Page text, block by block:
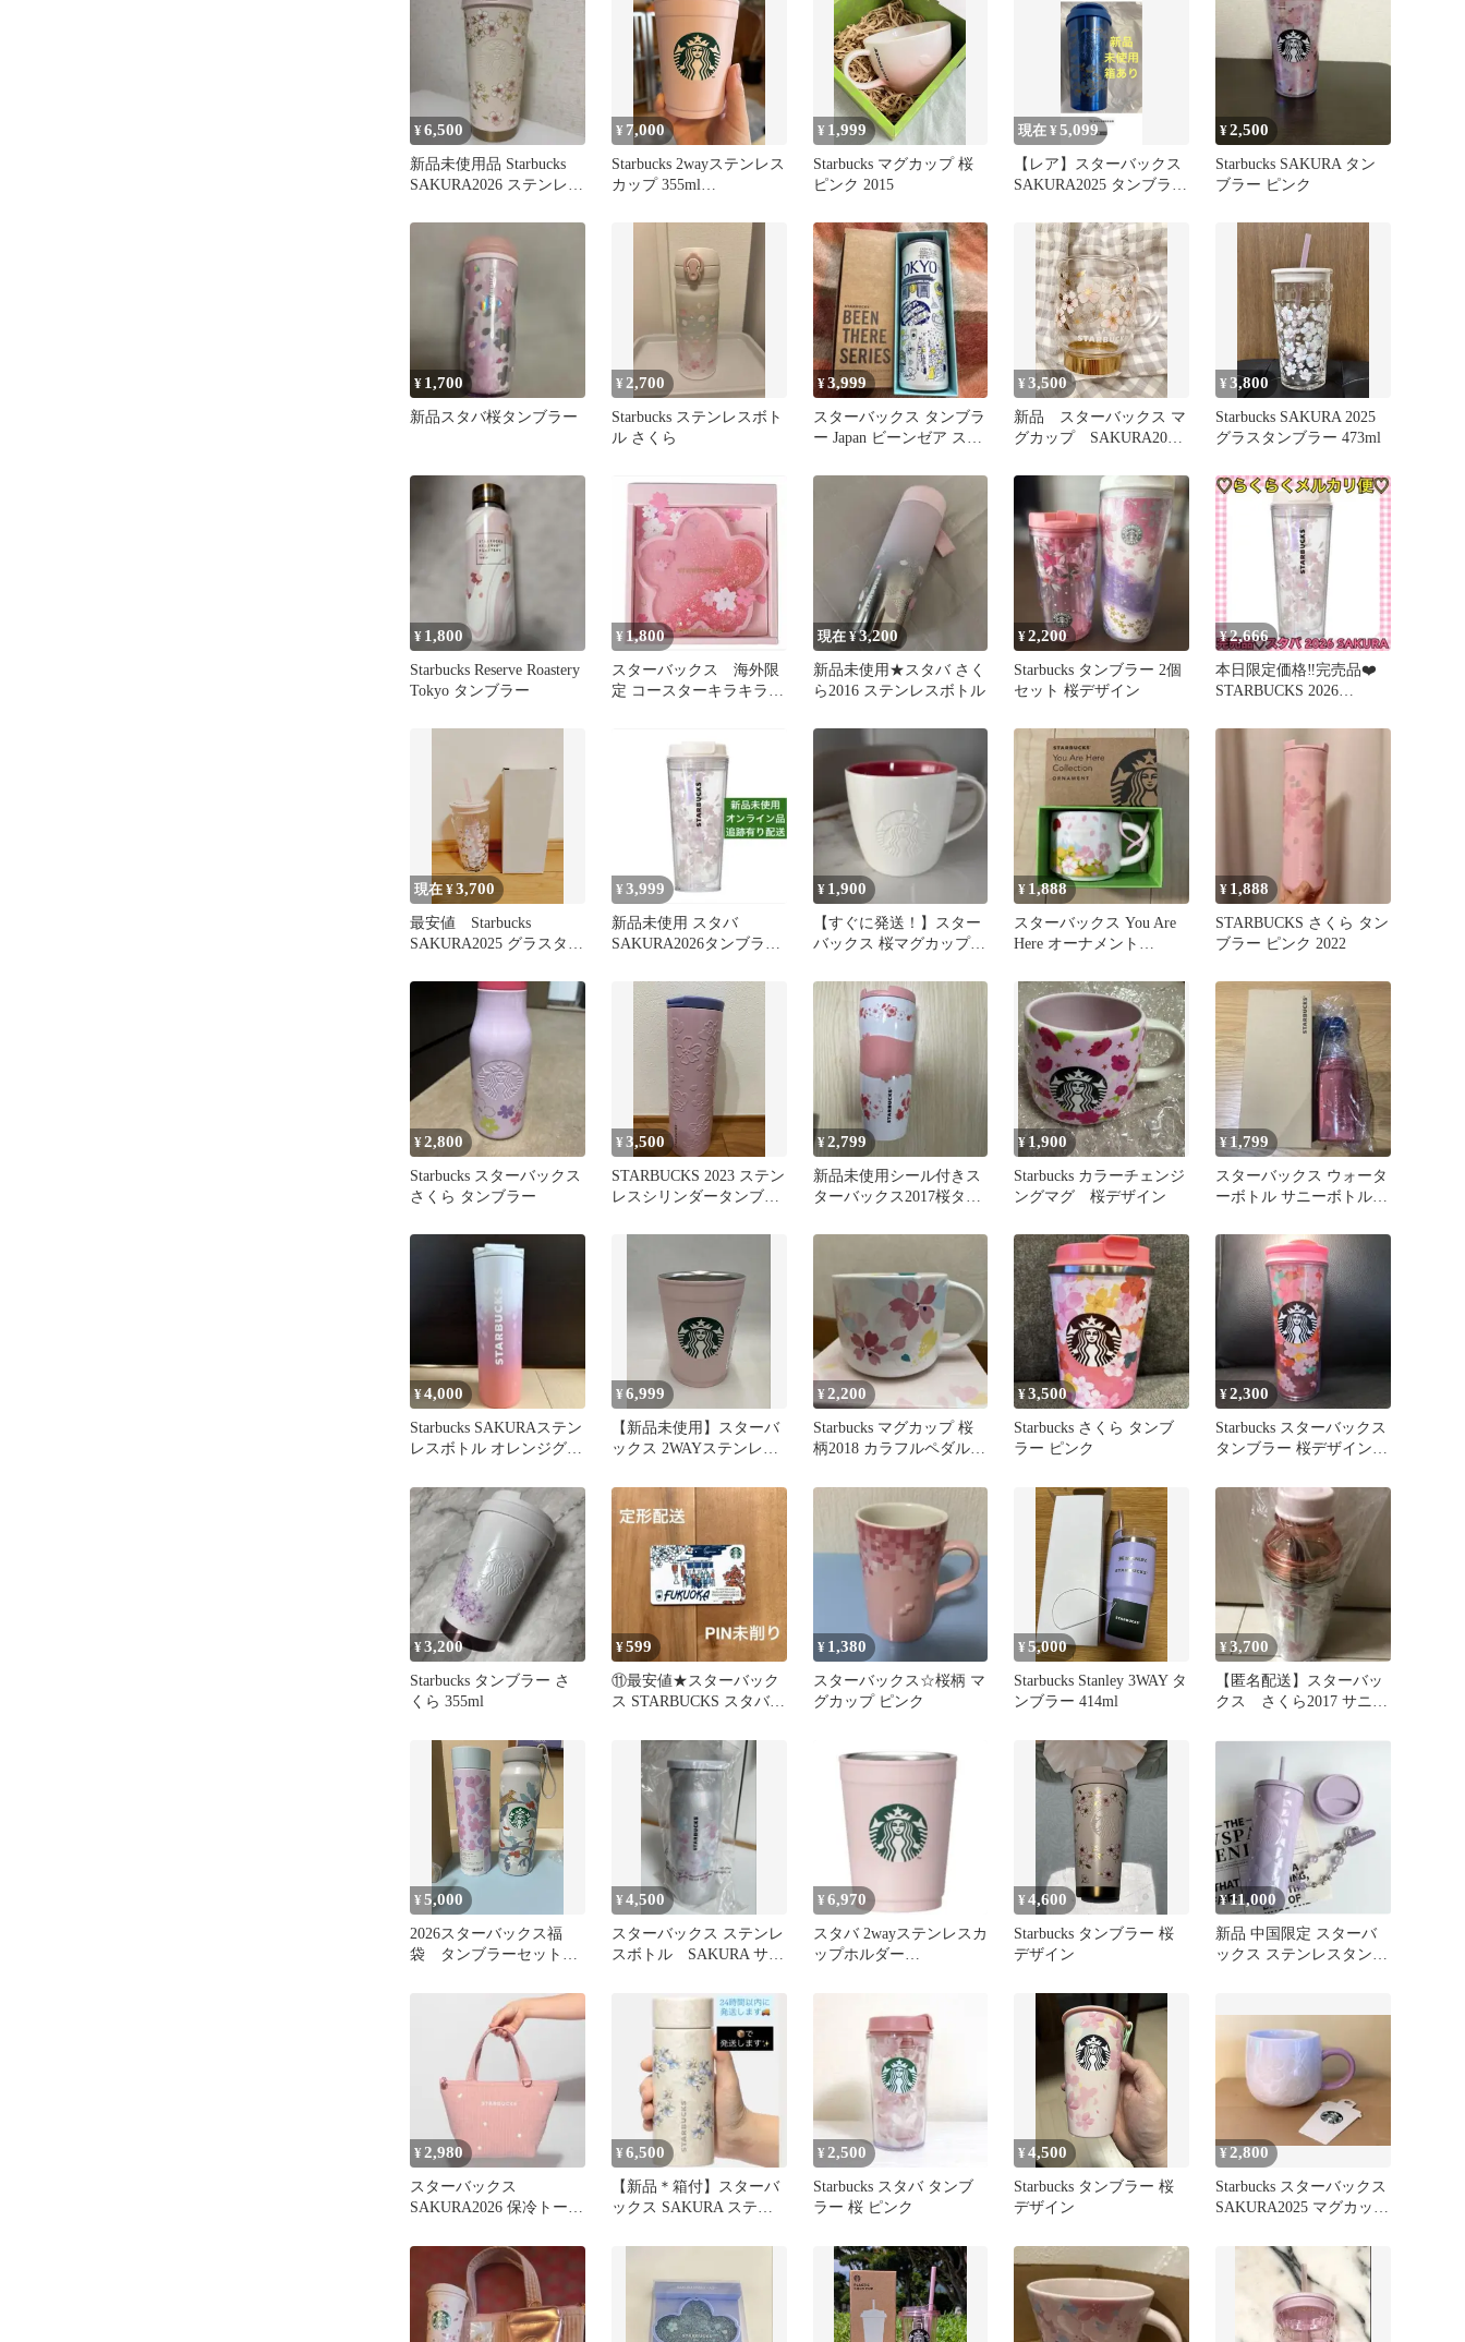
¥6,500
新品未使用品 Starbucks
SAKURA2026 ステンレス
¥ 7,000
Starbucks 2wayステンレス
カップ 355ml
¥ 1,999
Starbucks マグカップ 桜
ピンク 2015
現在 ¥5,099
【レア】スターバックス
SAKURA2025 タンブラー
¥2,500
Starbucks SAKURA タン
ブラー ピンク
¥ 1,700
新品スタバ桜タンブラー
¥ 2,700
Starbucks ステンレスボト
ル さくら
¥3,999
スターバックス タンブラ
ー Japan ビーンゼア ステ
¥3,500
新品 スターバックス マ
グカップ SAKURA2026
ド
¥3,800
Starbucks SAKURA 2025
グラスタンブラー 473ml
¥ 1,800
Starbucks Reserve Roastery
Tokyo タンブラー
¥ 1,800
スターバックス 海外限
定 コースターキラキラ
現在 ¥3,200
新品未使用★スタバ さく
ら2016 ステンレスボトル
¥2,200
Starbucks タンブラー 2個
セット 桜デザイン
¥2,666
本日限定価格‼️️完売品❤️
STARBUCKS 2026
現在 ¥3,700
最安値 Starbucks
SAKURA2025 グラスタン
¥ 3,999
新品未使用 スタバ
SAKURA2026タンブラー
¥ 1,900
【すぐに発送！】スター
バックス 桜マグカップ
¥ 1,888
スターバックス You Are
Here オーナメント
¥ 1,888
STARBUCKS さくら タン
ブラー ピンク 2022
¥2,800
Starbucks スターバックス
さくら タンブラー
¥3,500
STARBUCKS 2023 ステン
レスシリンダータンブラ
¥2,799
新品未使用シール付きス
ターバックス2017桜タン
¥1,900
Starbucks カラーチェンジ
ングマグ 桜デザイン
¥1,799
スターバックス ウォータ
ーボトル サニーボトル
¥4,000
Starbucks SAKURAステン
レスボトル オレンジグラ
¥6,999
【新品未使用】スターバ
ックス 2WAYステンレス
¥2,200
Starbucks マグカップ 桜
柄2018 カラフルペダル
¥3,500
Starbucks さくら タンブ
ラー ピンク
¥2,300
Starbucks スターバックス
タンブラー 桜デザイン
¥3,200
Starbucks タンブラー さ
くら 355ml
¥599
⑪最安値★スターバック
ス STARBUCKS スタバカ
¥ 1,380
スターバックス☆桜柄 マ
グカップ ピンク
¥5,000
Starbucks Stanley 3WAY タ
ンブラー 414ml
¥3,700
【匿名配送】スターバッ
クス さくら2017 サニー
¥5,000
2026スターバックス福
袋 タンブラーセット計
¥4,500
スターバックス ステンレ
スボトル SAKURA サク
¥ 6,970
スタバ 2wayステンレスカ
ップホルダー
¥4,600
Starbucks タンブラー 桜
デザイン
¥11,000
新品 中国限定 スターバ
ックス ステンレスタンブ
¥2,980
スターバックス
SAKURA2026 保冷トート
¥6,500
【新品＊箱付】スターバ
ックス SAKURA ステン
イト
¥2,500
Starbucks スタバ タンブ
ラー 桜 ピンク
¥4,500
Starbucks タンブラー 桜
デザイン
¥2,800
Starbucks スターバックス
SAKURA2025 マグカップ